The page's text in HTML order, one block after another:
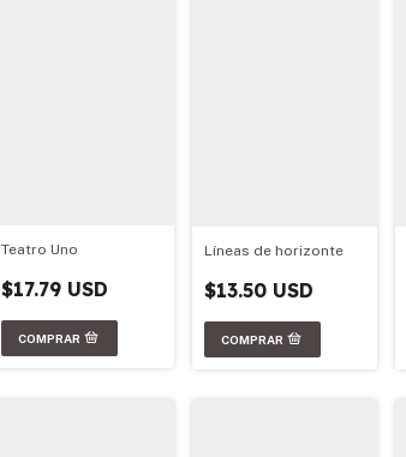
Teatro Uno
$17.79 USD
Líneas de horizonte
$13.50 USD